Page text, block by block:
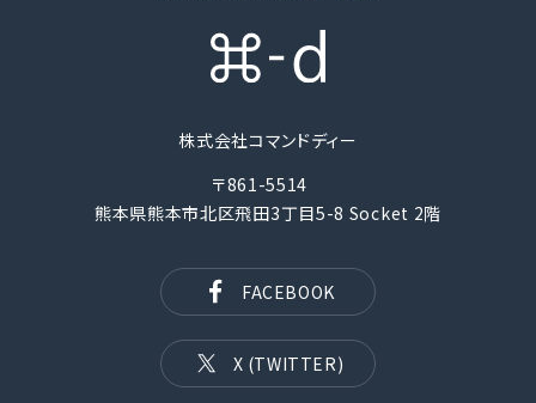
株式会社コマンドディー
〒861-5514
熊本県熊本市北区飛田3丁目5-8 Socket 2階
FACEBOOK
X (TWITTER)